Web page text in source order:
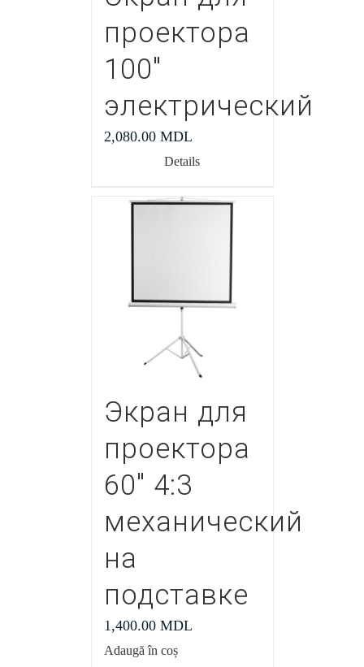
проектора
100″
электрический
2,080.00 MDL
Details
Экран для
проектора
60″ 4:3
механический
на
подставке
1,400.00 MDL
Adaugă în coș